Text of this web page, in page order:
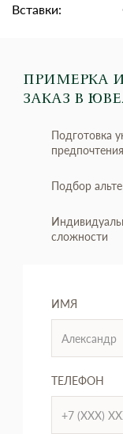
Вставки:
ПРИМЕРКА
ЗАКАЗ В
Подготовка
предпочтения
Подбор
сложности
ИМЯ
ТЕЛЕФОН